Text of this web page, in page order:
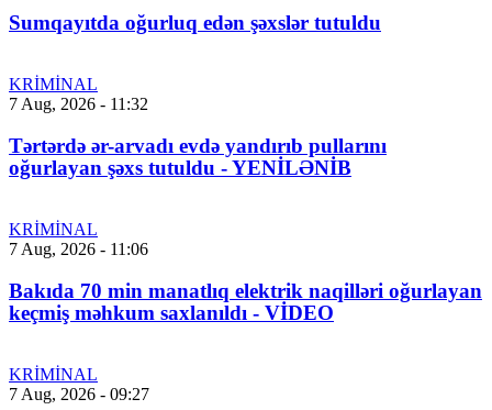
Sumqayıtda oğurluq edən şəxslər tutuldu
KRİMİNAL
7 Aug, 2026 - 11:32
Tərtərdə ər-arvadı evdə yandırıb pullarını
oğurlayan şəxs tutuldu - YENİLƏNİB
KRİMİNAL
7 Aug, 2026 - 11:06
Bakıda 70 min manatlıq elektrik naqilləri oğurlayan
keçmiş məhkum saxlanıldı - VİDEO
KRİMİNAL
7 Aug, 2026 - 09:27